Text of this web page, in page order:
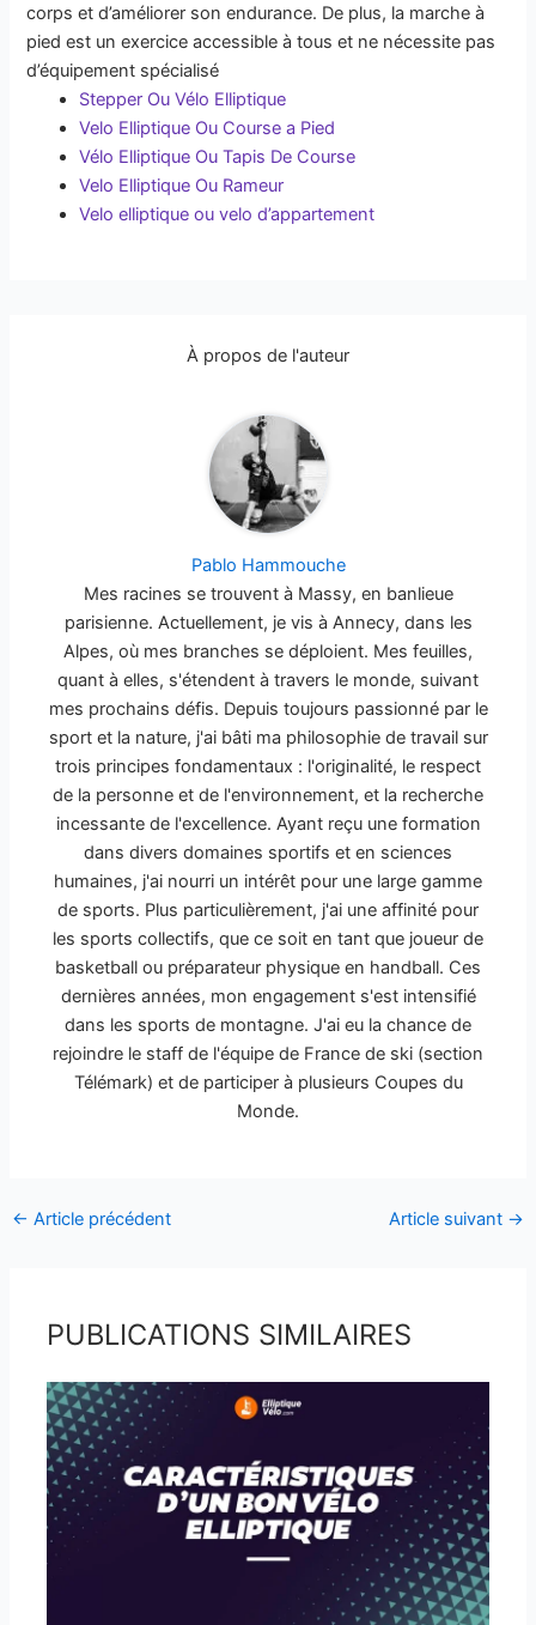
corps et d’améliorer son endurance. De plus, la marche à
pied est un exercice accessible à tous et ne nécessite pas
d’équipement spécialisé
Stepper Ou Vélo Elliptique
Velo Elliptique Ou Course a Pied
Vélo Elliptique Ou Tapis De Course
Velo Elliptique Ou Rameur
Velo elliptique ou velo d’appartement
À propos de l'auteur
Pablo Hammouche
Mes racines se trouvent à Massy, en banlieue
parisienne. Actuellement, je vis à Annecy, dans les
Alpes, où mes branches se déploient. Mes feuilles,
quant à elles, s'étendent à travers le monde, suivant
mes prochains défis. Depuis toujours passionné par le
sport et la nature, j'ai bâti ma philosophie de travail sur
trois principes fondamentaux : l'originalité, le respect
de la personne et de l'environnement, et la recherche
incessante de l'excellence. Ayant reçu une formation
dans divers domaines sportifs et en sciences
humaines, j'ai nourri un intérêt pour une large gamme
de sports. Plus particulièrement, j'ai une affinité pour
les sports collectifs, que ce soit en tant que joueur de
basketball ou préparateur physique en handball. Ces
dernières années, mon engagement s'est intensifié
dans les sports de montagne. J'ai eu la chance de
rejoindre le staff de l'équipe de France de ski (section
Télémark) et de participer à plusieurs Coupes du
Monde.
← Article précédent Article suivant →
PUBLICATIONS SIMILAIRES